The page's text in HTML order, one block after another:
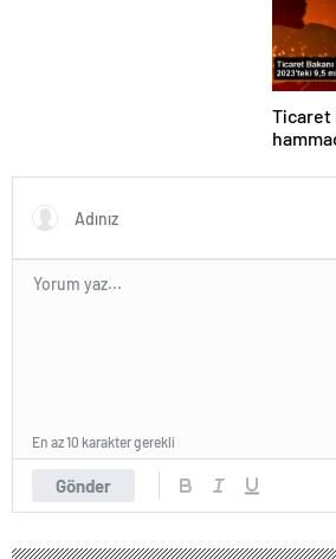
Ticaret
Gönder
En az 10 karakter gerekli